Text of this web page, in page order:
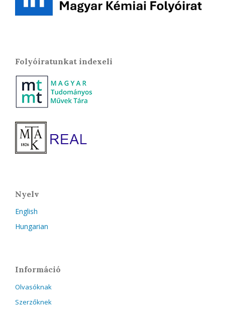
Folyóiratunkat indexeli
Nyelv
English
Hungarian
Információ
Olvasóknak
Szerzőknek